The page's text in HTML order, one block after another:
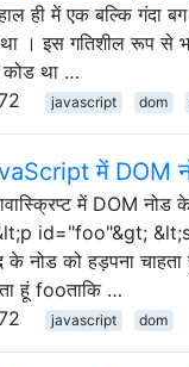
ही में एक बल्कि गंदा
था । इस गतिशील रूप से
कोड था …
javascript dom
में DOM
में DOM नोड
id="foo"&gt;
के नोड को हड़पना
हूं fooताकि …
javascript dom